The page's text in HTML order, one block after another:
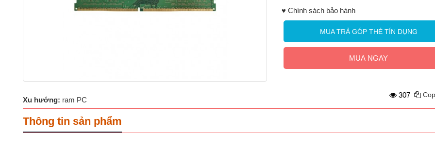
♥️ Chính sách bảo hành
MUA TRẢ GÓP THẺ TÍN DỤNG
MUA NGAY
Xu hướng: ram PC
307
Thông tin sản phẩm